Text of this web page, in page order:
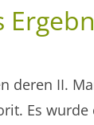
deren II.
Es